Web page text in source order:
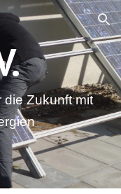
Skip to navigation
die Zukunft mit